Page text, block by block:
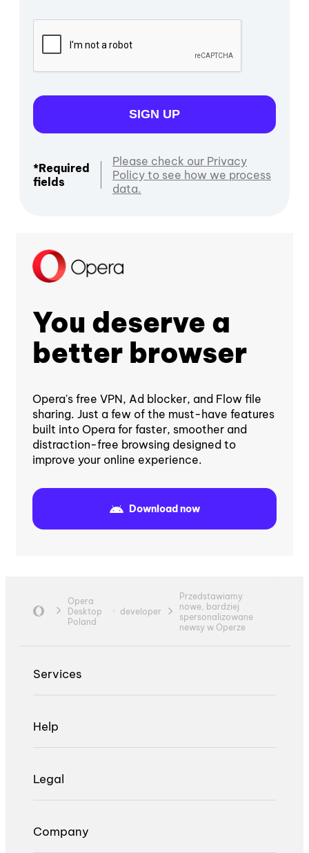
SIGN UP
*Required
fields
Please check our Privacy
Policy to see how we process
data.
You deserve a
better browser
Opera's free VPN, Ad blocker, and Flow file
sharing. Just a few of the must-have features
built into Opera for faster, smoother and
distraction-free browsing designed to
improve your online experience.
Download now
Opera
Desktop
Poland
developer
Przedstawiamy
nowe, bardziej
spersonalizowane
newsy w Operze
Services
Help
Legal
Company